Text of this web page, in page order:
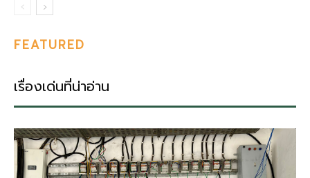
FEATURED
เรื่องเด่นที่น่าอ่าน